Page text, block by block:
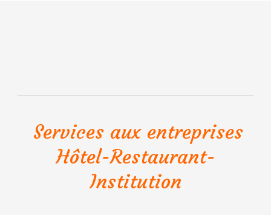
Services aux entreprises
Hôtel-Restaurant-
Institution